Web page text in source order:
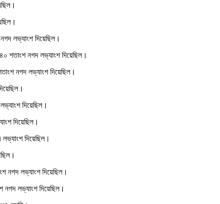
লভ্যাংশ দিয়েছিল।
শতাংশ নগদ লভ্যাংশ দিয়েছিল।
নগদ লভ্যাংশ দিয়েছিল।
দিয়েছিল।
দিয়েছিল।
দিয়েছিল।
নগদ লভ্যাংশ দিয়েছিল।
নগদ লভ্যাংশ দিয়েছিল।